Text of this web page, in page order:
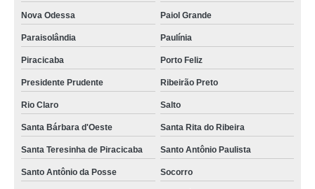
Nova Odessa Paiol Grande
Paraisolândia Paulínia
Piracicaba Porto Feliz
Presidente Prudente Ribeirão Preto
Rio Claro Salto
Santa Bárbara d'Oeste Santa Rita do Ribeira
Santa Teresinha de Piracicaba Santo Antônio Paulista
Santo Antônio da Posse Socorro